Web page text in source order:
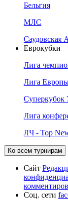
Бельгия
МЛС
Саудовская
Еврокубки
Лига
Лига
Лига
ЛЧ - Top
Ко всем турнирам
Сайт
Соц. сети